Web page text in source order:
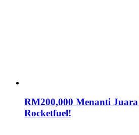
RM200,000 Menanti
Rocketfuel!